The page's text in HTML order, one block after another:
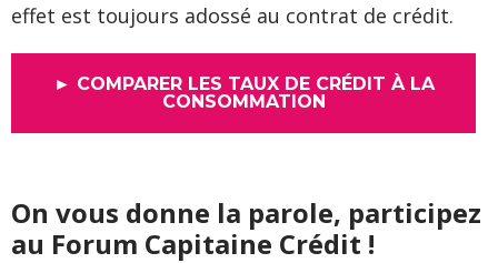
effet est toujours adossé au contrat de crédit.
► COMPARER LES TAUX DE CRÉDIT À LA
CONSOMMATION
On vous donne la parole, participez
au Forum Capitaine Crédit !